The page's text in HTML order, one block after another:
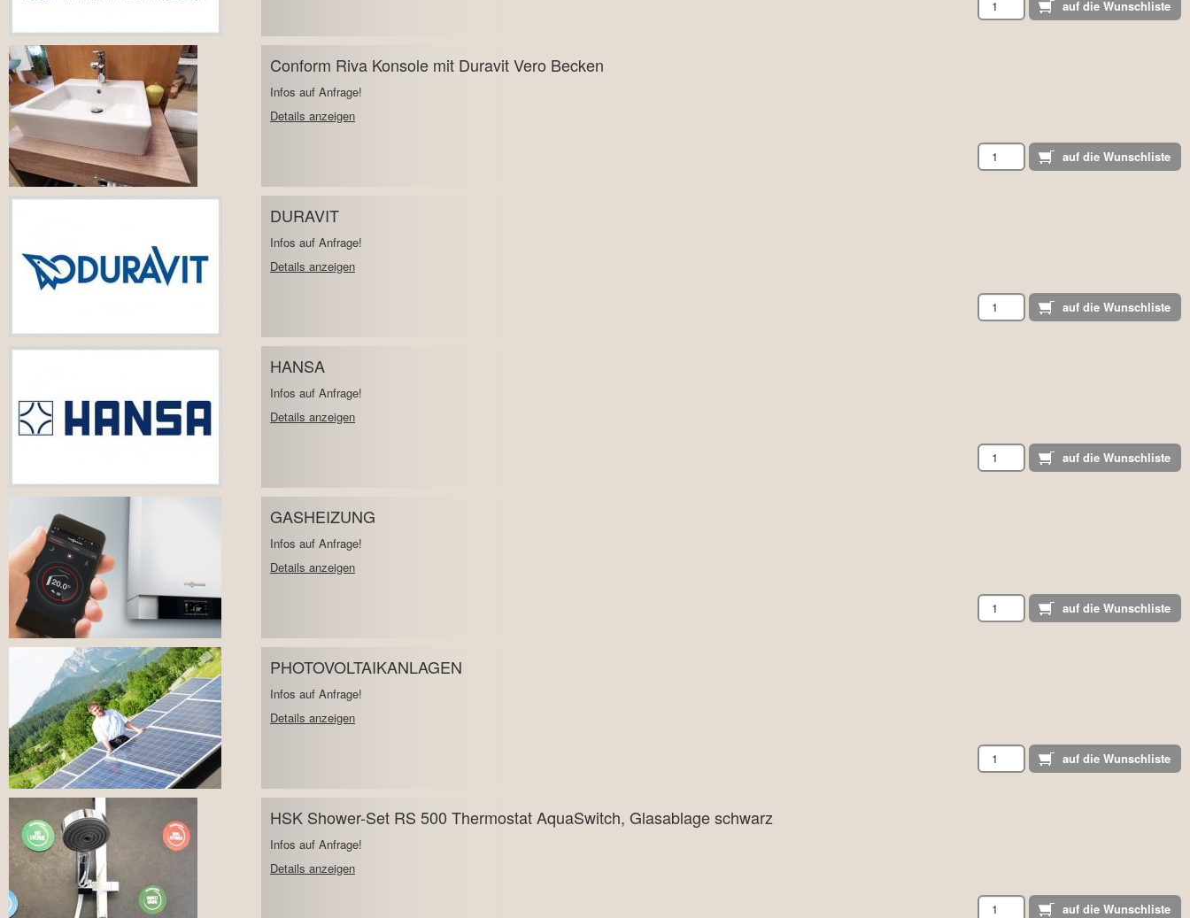
Conform Riva Konsole mit Duravit Vero Becken
Infos auf Anfrage!
Details anzeigen
DURAVIT
Infos auf Anfrage!
Details anzeigen
HANSA
Infos auf Anfrage!
Details anzeigen
GASHEIZUNG
Infos auf Anfrage!
Details anzeigen
PHOTOVOLTAIKANLAGEN
Infos auf Anfrage!
Details anzeigen
HSK Shower-Set RS 500 Thermostat AquaSwitch, Glasablage schwarz
Infos auf Anfrage!
Details anzeigen